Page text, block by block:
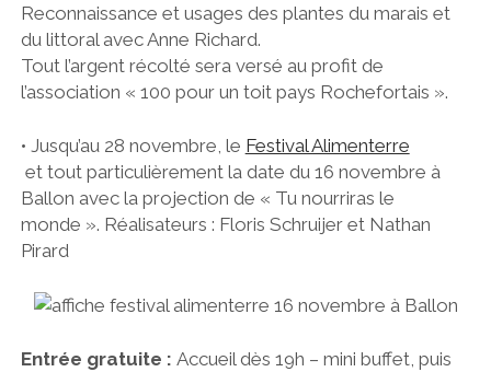
Reconnaissance et usages des plantes du marais et
du littoral avec Anne Richard.
Tout l’argent récolté sera versé au profit de
l’association « 100 pour un toit pays Rochefortais ».
• Jusqu’au 28 novembre, le Festival Alimenterre
et tout particulièrement la date du 16 novembre à
Ballon avec la projection de « Tu nourriras le
monde ». Réalisateurs : Floris Schruijer et Nathan
Pirard
Entrée gratuite : Accueil dès 19h – mini buffet, puis